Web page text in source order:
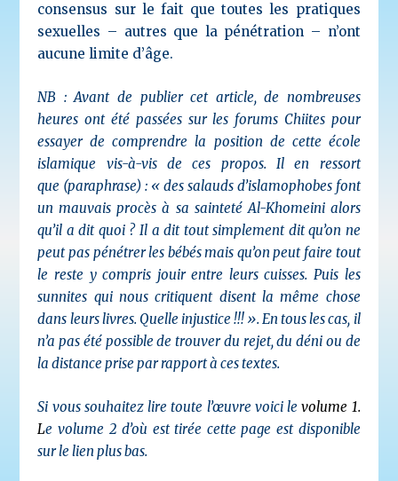
consensus sur le fait que toutes les pratiques
sexuelles – autres que la pénétration – n’ont
aucune limite d’âge.
NB : Avant de publier cet article, de nombreuses
heures ont été passées sur les forums Chiites pour
essayer de comprendre la position de cette école
islamique vis-à-vis de ces propos. Il en ressort
que (paraphrase) : « des salauds d’islamophobes font
un mauvais procès à sa sainteté Al-Khomeini alors
qu’il a dit quoi ? Il a dit tout simplement dit qu’on ne
peut pas pénétrer les bébés mais qu’on peut faire tout
le reste y compris jouir entre leurs cuisses. Puis les
sunnites qui nous critiquent disent la même chose
dans leurs livres. Quelle injustice !!! ». En tous les cas, il
n’a pas été possible de trouver du rejet, du déni ou de
la distance prise par rapport à ces textes.
Si vous souhaitez lire toute l’œuvre voici le volume 1.
Le volume 2 d’où est tirée cette page est disponible
sur le lien plus bas.